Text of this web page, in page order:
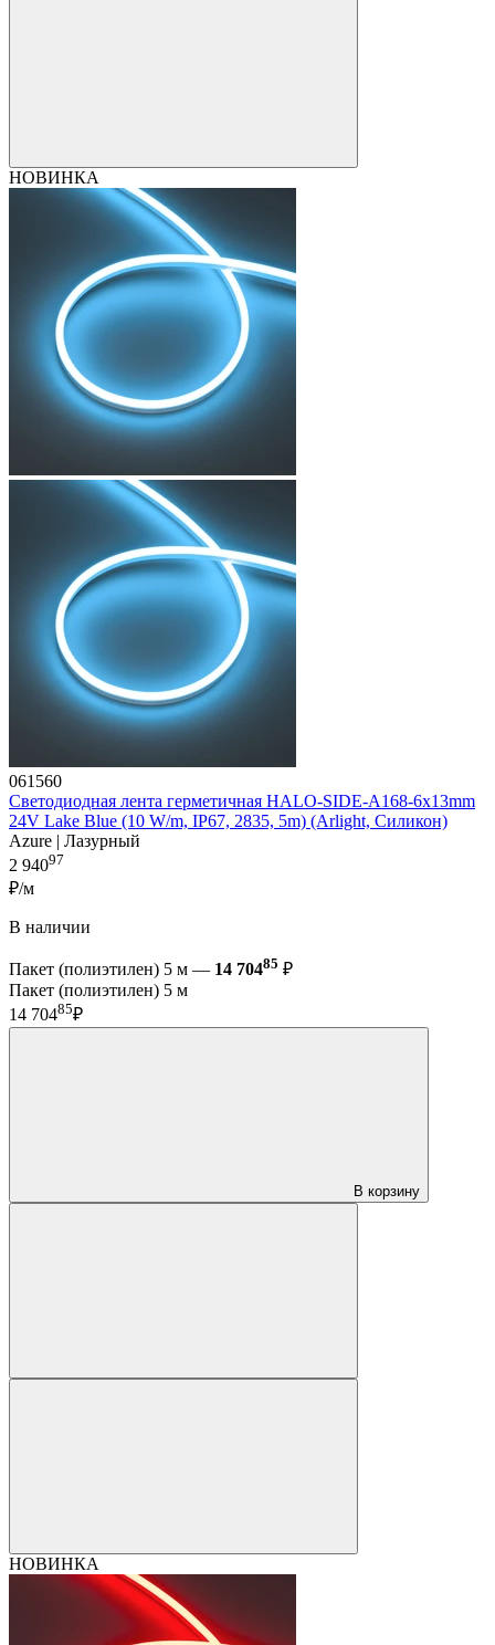
НОВИНКА
061560
Светодиодная лента герметичная HALO-SIDE-A168-6x13mm
24V Lake Blue (10 W/m, IP67, 2835, 5m) (Arlight, Силикон)
Azure | Лазурный
2 94097
₽/м
В наличии
Пакет (полиэтилен) 5 м — 14 70485 ₽
Пакет (полиэтилен) 5 м
14 70485₽
В корзину
НОВИНКА